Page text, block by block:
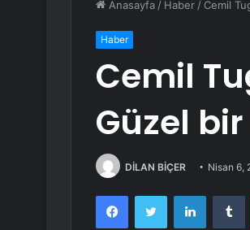
Anasayfa / Haber / Cemil
Haber
Cemil
Güzel
DİLAN BİÇER Nisan 6,
FacebookTwitter LinkedIn